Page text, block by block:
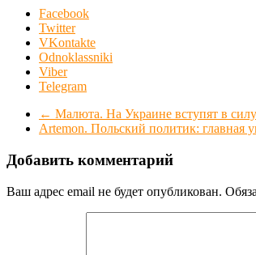
Facebook
Twitter
VKontakte
Odnoklassniki
Viber
Telegram
← Малюта. На Украине вступят в
Artemon. Польский политик: главная
Добавить комментарий
Ваш адрес email не будет опубликован.